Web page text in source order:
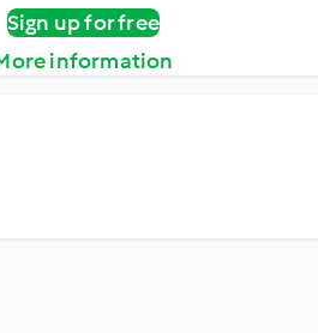
Sign up for free
information